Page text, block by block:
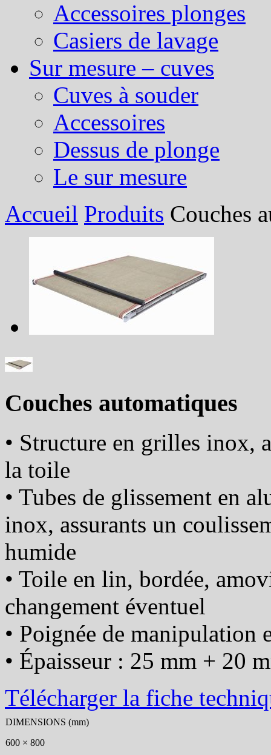
Accessoires plonges
Casiers de lavage
Sur mesure – cuves
Cuves à souder
Accessoires
Dessus de plonge
Le sur mesure
Accueil Produits Couches
Couches automatiques
• Structure en grilles inox,
la toile
• Tubes de glissement en
inox, assurants un
humide
• Toile en lin, bordée,
changement éventuel
• Poignée de manipulation
• Épaisseur : 25 mm + 20
Télécharger la fiche
DIMENSIONS (mm)
600 × 800